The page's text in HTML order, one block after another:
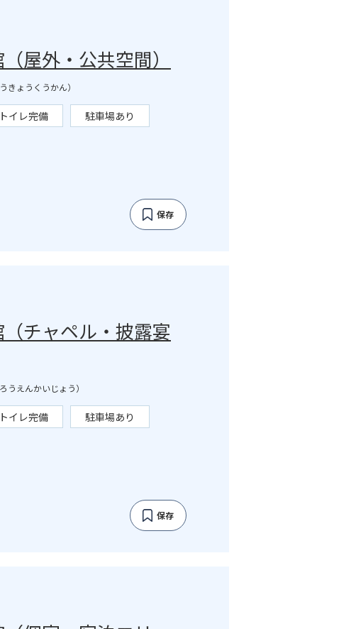
屋外・公共空間）
きょうくうかん）
トイレ完備 駐車場あり
保存
チャペル・披露宴
うえんかいじょう）
トイレ完備 駐車場あり
保存